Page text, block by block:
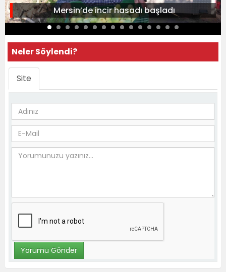
Mersin’de incir hasadı başladı
Neler Söylendi?
Site